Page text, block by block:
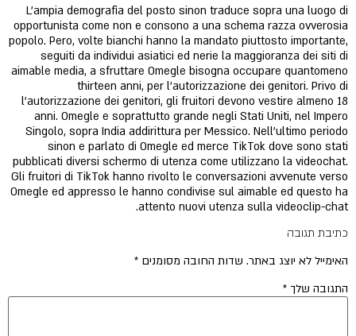
L'ampia demografia del posto sinon traduce sopra una luogo di
opportunista come non e consono a una schema razza ovverosia
popolo. Pero, volte bianchi hanno la mandato piuttosto importante,
seguiti da individui asiatici ed nerie la maggioranza dei siti di
aimable media, a sfruttare Omegle bisogna occupare quantomeno
thirteen anni, per l'autorizzazione dei genitori. Privo di
l'autorizzazione dei genitori, gli fruitori devono vestire almeno 18
anni. Omegle e soprattutto grande negli Stati Uniti, nel Impero
Singolo, sopra India addirittura per Messico. Nell'ultimo periodo
sinon e parlato di Omegle ed merce TikTok dove sono stati
pubblicati diversi schermo di utenza come utilizzano la videochat.
Gli fruitori di TikTok hanno rivolto le conversazioni avvenute verso
Omegle ed appresso le hanno condivise sul aimable ed questo ha
attento nuovi utenza sulla videoclip-chat.
כתיבת תגובה
האימייל לא יוצג באתר. שדות החובה מסומנים *
התגובה שלך *